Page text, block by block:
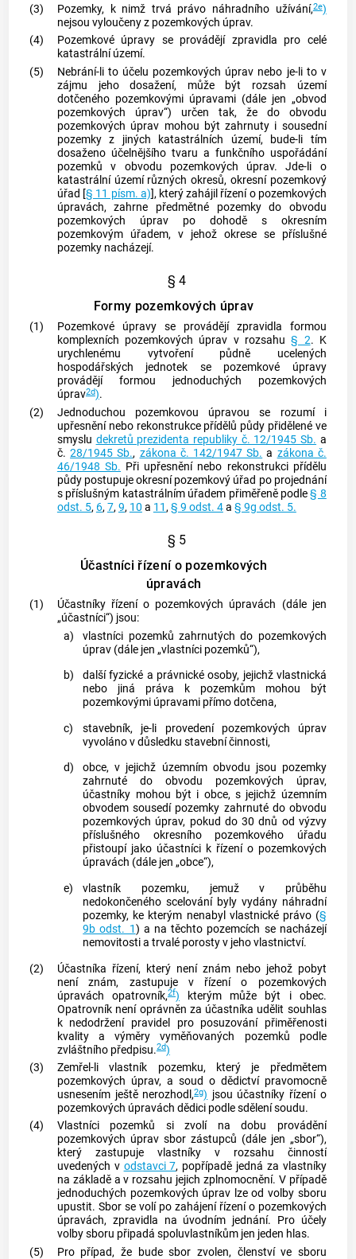
(3)
Pozemky, k nimž trvá právo náhradního užívání,2e)
nejsou vyloučeny z pozemkových úprav.
(4)
Pozemkové úpravy se provádějí zpravidla pro celé
katastrální území.
(5)
Nebrání-li to účelu pozemkových úprav nebo je-li to v
zájmu jeho dosažení, může být rozsah území
dotčeného pozemkovými úpravami (dále jen „obvod
pozemkových úprav“) určen tak, že do obvodu
pozemkových úprav mohou být zahrnuty i sousední
pozemky z jiných katastrálních území, bude-li tím
dosaženo účelnějšího tvaru a funkčního uspořádání
pozemků v obvodu pozemkových úprav. Jde-li o
katastrální územírůzných okresů, okresní pozemkový
úřad [§ 11 písm. a)], který zahájil řízení o pozemkových
úpravách, zahrne předmětné pozemky do obvodu
pozemkových úprav po dohodě s okresním
pozemkovým úřadem, v jehož okrese se příslušné
pozemky nacházejí.
§ 4
Formy pozemkových úprav
(1)
Pozemkové úpravy se provádějí zpravidla formou
komplexních pozemkových úprav v rozsahu§ 2. K
urychlenému vytvoření půdně ucelených
hospodářských jednotek se pozemkové úpravy
provádějí formou jednoduchých pozemkových
úprav2d).
(2)
Jednoduchou pozemkovou úpravou se rozumí i
upřesnění nebo rekonstrukce přídělů půdy přidělené ve
smyslu dekretů prezidenta republiky č. 12/1945 Sb. a
č.28/1945 Sb., zákona č. 142/1947 Sb. a zákona č.
46/1948 Sb. Při upřesnění nebo rekonstrukci přídělu
půdy postupuje okresní pozemkový úřad po projednání
s příslušným katastrálním úřadem přiměřeně podle§ 8
odst. 5, 6,7,9, 10 a 11,§ 9 odst. 4a § 9g odst. 5.
§ 5
Účastníci řízení o pozemkových
úpravách
(1)
Účastníky řízení o pozemkových úpravách (dále jen
„účastníci“) jsou:
a)
vlastníci pozemků zahrnutých do pozemkových
úprav (dále jen „vlastníci pozemků“),
b)
další fyzické a právnické osoby, jejichž vlastnická
nebo jiná práva k pozemkům mohou být
pozemkovými úpravami přímo dotčena,
c)
stavebník, je-li provedení pozemkových úprav
vyvoláno v důsledku stavební činnosti,
d)
obce, v jejichž územním obvodu jsou pozemky
zahrnuté do obvodu pozemkových úprav,
účastníky mohou být i obce, s jejichž územním
obvodem sousedí pozemky zahrnuté do obvodu
pozemkových úprav, pokud do 30 dnů od výzvy
příslušného okresního pozemkového úřadu
přistoupí jako účastníci k řízení o pozemkových
úpravách (dále jen „obce“),
e)
vlastník pozemku, jemuž v průběhu
nedokončeného scelování byly vydány náhradní
pozemky, ke kterým nenabyl vlastnické právo (§
9b odst. 1) a na těchto pozemcích se nacházejí
nemovitostia trvalé porosty v jeho vlastnictví.
(2)
Účastníka řízení, který není znám nebo jehož pobyt
není znám, zastupuje v řízení o pozemkových
úpravách opatrovník,2f) kterým může být i obec.
Opatrovník není oprávněn za účastníka udělit souhlas
k nedodržení pravidel pro posuzování přiměřenosti
kvality a výměry vyměňovaných pozemků podle
zvláštního předpisu.2d)
(3)
Zemřel-li vlastník pozemku, který je předmětem
pozemkových úprav, a soud o dědictví pravomocně
usnesením ještě nerozhodl,2g) jsou účastníky řízení o
pozemkových úpravách dědici podle sdělení soudu.
(4)
Vlastníci pozemků si zvolí na dobu provádění
pozemkových úprav sbor zástupců (dále jen „sbor“),
který zastupuje vlastníky v rozsahu činností
uvedených v odstavci 7, popřípadě jedná za vlastníky
na základě a v rozsahu jejich zplnomocnění. V případě
jednoduchých pozemkových úprav lze od volby sboru
upustit. Sbor se volí po zahájení řízení o pozemkových
úpravách, zpravidla na úvodním jednání. Pro účely
volby sboru připadá spoluvlastníkům jen jeden hlas.
(5)
Pro případ, že bude sbor zvolen, členství ve sboru